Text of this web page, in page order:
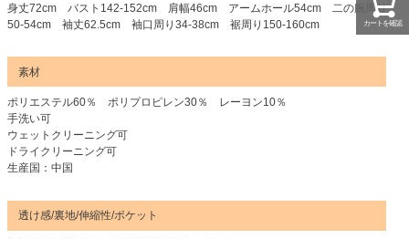
身丈72cm バスト142-152cm 肩幅46cm アームホール54cm 二の腕周り
50-54cm 袖丈62.5cm 袖口周り34-38cm 裾周り150-160cm
素材
ポリエステル60％ ポリプロピレン30％ レーヨン10％
手洗い可
ウェットクリーニング可
ドライクリーニング可
生産国：中国
透け感/裏地/伸縮性/ポケット
カートを確認